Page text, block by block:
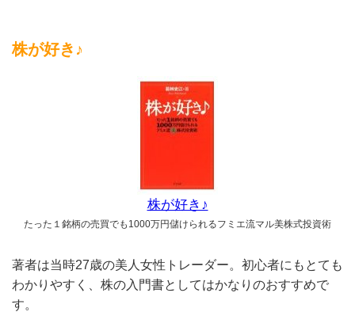
株が好き♪
株が好き♪
たった１銘柄の売買でも1000万円儲けられるフミエ流マル美株式投資術
著者は当時27歳の美人女性トレーダー。初心者にもとても
わかりやすく、株の入門書としてはかなりのおすすめで
す。